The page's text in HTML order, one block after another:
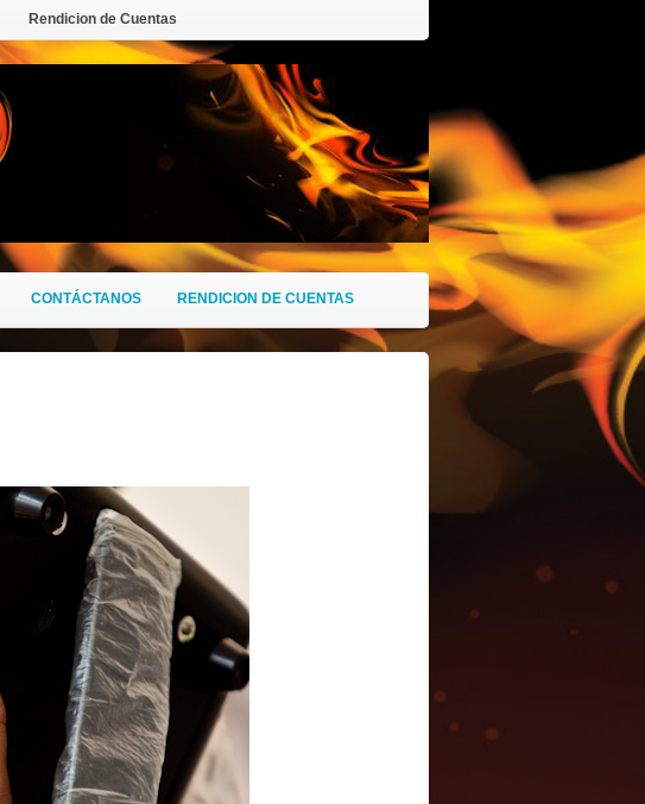
Rendicion de Cuentas
CONTÁCTANOS RENDICION DE CUENTAS